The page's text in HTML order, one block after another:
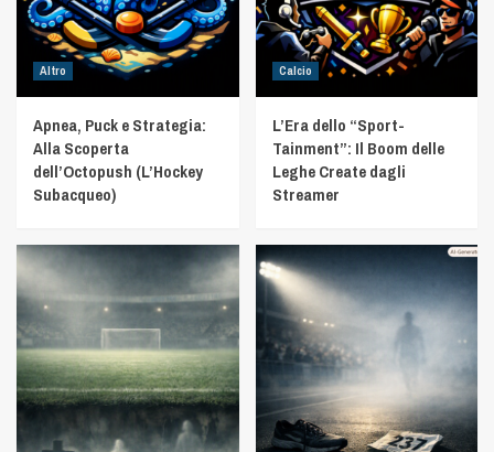
Altro
Apnea, Puck e Strategia:
Alla Scoperta
dell’Octopush (L’Hockey
Subacqueo)
Calcio
L’Era dello “Sport-
Tainment”: Il Boom delle
Leghe Create dagli
Streamer